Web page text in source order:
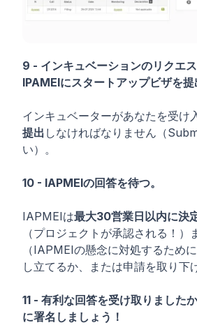
9 - インキュベーションのリクエ
IPAMEIにスタートアップビザを提
インキュベーターがあなたを受け
提出 しなければなりません（
い）。
10 - IAPMEIの回答を待つ。
IAPMEIは最大30営業日以内に決
（プロジェクトが承認される！）
（IAPMEIの懸念に対処するため
し立てるか、または申請を取り下
11 - 有利な回答を受け取りました
に署名しましょう！